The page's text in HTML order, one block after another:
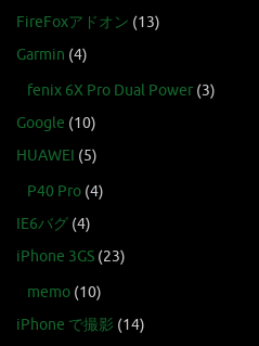
FireFoxアドオン (13)
Garmin (4)
fenix 6X Pro Dual Power (3)
Google (10)
HUAWEI (5)
P40 Pro (4)
IE6バグ (4)
iPhone 3GS (23)
memo (10)
iPhone で撮影 (14)